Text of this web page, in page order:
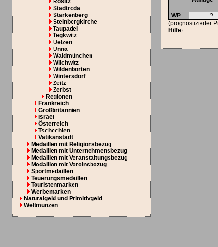
Rositz
Stadtroda
Starkenberg
Steinbergkirche
Taupadel
Tegkwitz
Uelzen
Unna
Waldmünchen
Wilchwitz
Wildenbörten
Wintersdorf
Zeitz
Zerbst
Regionen
Frankreich
Großbritannien
Israel
Österreich
Tschechien
Vatikanstadt
Medaillen mit Religionsbezug
Medaillen mit Unternehmensbezug
Medaillen mit Veranstaltungsbezug
Medaillen mit Vereinsbezug
Sportmedaillen
Teuerungsmedaillen
Touristenmarken
Werbemarken
Naturalgeld und Primitivgeld
Weltmünzen
WP
?
(prognostizierter
Hilfe)